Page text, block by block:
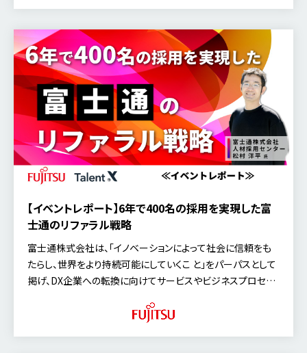
【イベントレポート】6年で400名の採用を実現した富
士通のリファラル戦略
富士通株式会社は、「イノベーションによって社会に信頼をも
たらし、世界をより持続可能にしていくこ と」をパーパスとして
掲げ、DX企業への転換に向けてサービスやビジネスプロセス
評価制度の刷新など、ビジネスの変化に合わせて人材マネジ